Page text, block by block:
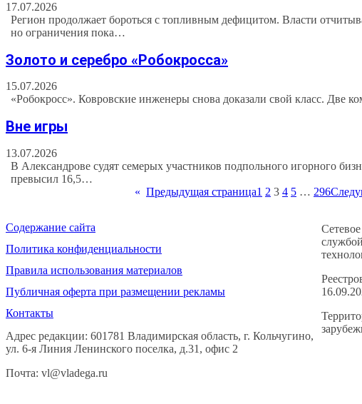
17.07.2026
Регион продолжает бороться с топливным дефицитом. Власти
но ограничения пока…
Золото и серебро «Робокросса»
15.07.2026
«Робокросс». Ковровские инженеры снова доказали свой класс. Две
Вне игры
13.07.2026
В Александрове судят семерых участников подпольного игорного
превысил 16,5…
« Предыдущая страница1 2 3 4 5 … 296
Содержание сайта
Политика конфиденциальности
Правила использования материалов
Публичная оферта при размещении рекламы
Контакты
Адрес редакции: 601781 Владимирская область, г. Кольчугино,
ул. 6-я Линия Ленинского поселка, д.31, офис 2
Почта: vl@vladega.ru